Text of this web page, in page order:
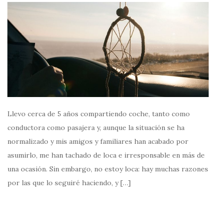
Llevo cerca de 5 años compartiendo coche, tanto como
conductora como pasajera y, aunque la situación se ha
normalizado y mis amigos y familiares han acabado por
asumirlo, me han tachado de loca e irresponsable en más de
una ocasión. Sin embargo, no estoy loca: hay muchas razones
por las que lo seguiré haciendo, y […]